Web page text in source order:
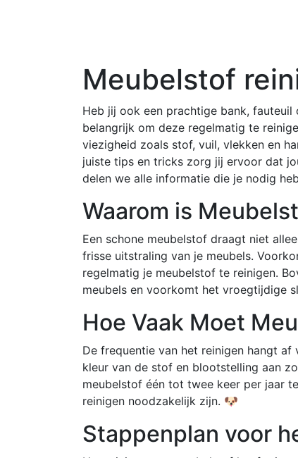
Meubelstof
Heb jij ook een prachtige bank,
belangrijk om deze regelmatig te
viezigheid zoals stof, vuil, vlekken en
juiste tips en tricks zorg jij ervoor dat
delen we alle informatie die je nodig
Waarom is
Een schone meubelstof draagt niet
frisse uitstraling van je meubels.
regelmatig je meubelstof te reinigen.
meubels en voorkomt het vroegtijdige
Hoe Vaak Moet
De frequentie van het reinigen hangt
kleur van de stof en blootstelling aan
meubelstof één tot twee keer per jaar
reinigen noodzakelijk zijn. 🐶
Stappenplan voor